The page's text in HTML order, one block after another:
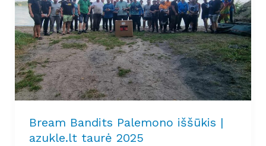
Bream Bandits Palemono iššūkis |
azukle.lt taurė 2025